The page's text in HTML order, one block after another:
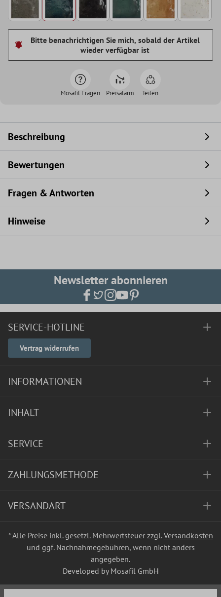
Bitte benachrichtigen Sie mich, sobald der Artikel
wieder verfügbar ist
Mosafil Fragen Preisalarm Teilen
Beschreibung
Bewertungen
Fragen & Antworten
Hinweise
Newsletter abonnieren
SERVICE-HOTLINE
Vertrag widerrufen
INFORMATIONEN
INHALT
SERVICE
ZAHLUNGSMETHODE
VERSANDART
* Alle Preise inkl. gesetzl. Mehrwertsteuer zzgl.Versandkosten
und ggf. Nachnahmegebühren, wenn nicht anders
angegeben.
Developed by Mosafil GmbH